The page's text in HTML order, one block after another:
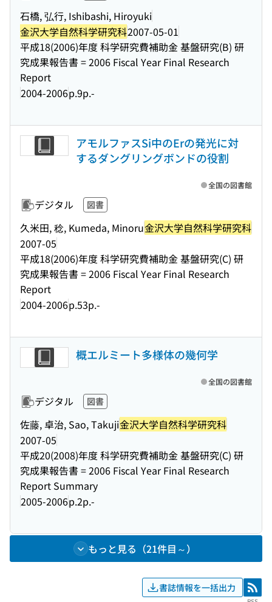
石橋, 弘行, Ishibashi, Hiroyuki
金沢大学自然科学研究科2007-05-01
平成18(2006)年度 科学研究費補助金 基盤研究(B) 研
究成果報告書 = 2006 Fiscal Year Final Research
Report
2004-2006p.9p.-
アモルファスSi中のErの発光に対
するダングリングボンドの役割
デジタル 図書
久米田, 稔, Kumeda, Minoru金沢大学自然科学研究科
2007-05
平成18(2006)年度 科学研究費補助金 基盤研究(C) 研
究成果報告書 = 2006 Fiscal Year Final Research
Report
2004-2006p.53p.-
全国の図書館
概エルミート多様体の幾何学
デジタル 図書
佐藤, 卓治, Sao, Takuji金沢大学自然科学研究科
2007-05
平成20(2008)年度 科学研究費補助金 基盤研究(C) 研
究成果報告書 = 2006 Fiscal Year Final Research
Report Summary
2005-2006p.2p.-
全国の図書館
もっと見る（21件目～）
書誌情報を一括出力 RSS